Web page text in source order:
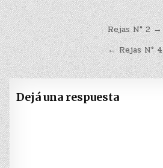
Navegación
de
entradas
Rejas N° 2 →
← Rejas N° 4
Dejá una respuesta